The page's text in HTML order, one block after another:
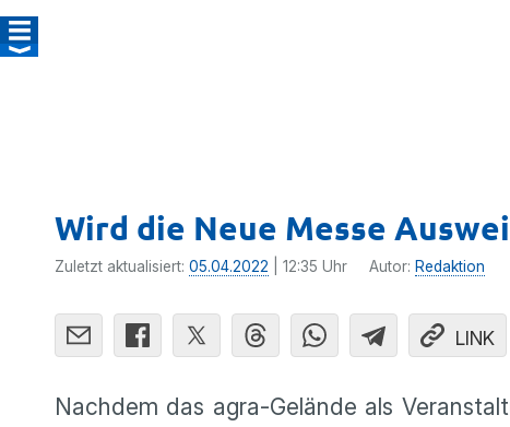
Wird die Neue Messe
Zuletzt aktualisiert: 05.04.2022 | 12:35 Uhr Autor: Redaktion
LINK
Nachdem das agra-Gelände als